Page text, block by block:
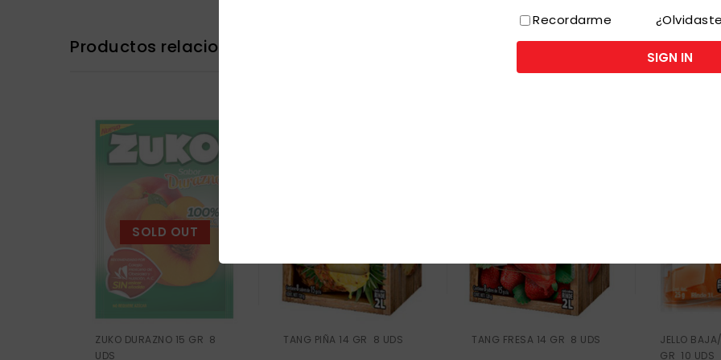
Productos relacionados
SOLD OUT
ZUKO DURAZNO 15 GR 8
UDS
TANG PIÑA 14 GR 8 UDS TANG FRESA 14 GR 8 UDS
JELLO
GR 10 UDS
Recordarme
SIGN IN